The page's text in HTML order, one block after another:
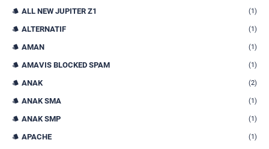
ALL NEW JUPITER Z1 (1)
ALTERNATIF (1)
AMAN (1)
AMAVIS BLOCKED SPAM (1)
ANAK (2)
ANAK SMA (1)
ANAK SMP (1)
APACHE (1)